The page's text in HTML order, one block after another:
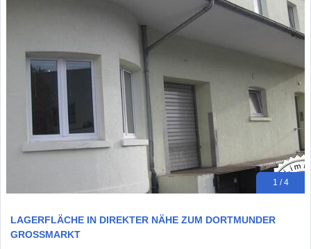
1 / 4
LAGERFLÄCHE IN DIREKTER NÄHE ZUM DORTMUNDER
GROSSMARKT